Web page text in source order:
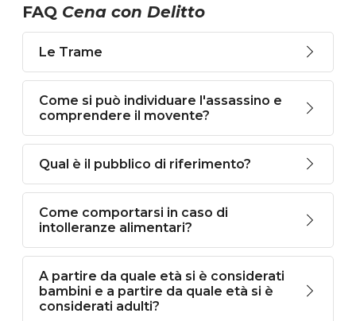
FAQ Cena con Delitto
Le Trame
Come si può individuare l'assassino e
comprendere il movente?
Qual è il pubblico di riferimento?
Come comportarsi in caso di
intolleranze alimentari?
A partire da quale età si è considerati
bambini e a partire da quale età si è
considerati adulti?